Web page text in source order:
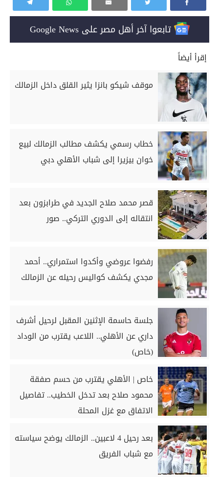
تابعوا آخر أهل مصر على Google News
إقرأ أيضاً
موقف شيكو بانزا يثير القلق داخل الزمالك
خطاب رسمي يكشف مطالب الزمالك لبيع
خوان بيزيرا إلى شباب الأهلي دبي
قصر محمد صلاح الجديد في طرابزون بعد
انتقاله إلى الدوري التركي.. صور
رفضوا عروضي وأكدوا استمراري.. أحمد
مجدي يكشف كواليس رحيله عن الزمالك
جلسة حاسمة الإثنين المقبل لرحيل أشرف
داري عن الأهلي.. اللاعب يقترب من الوداد
(خاص)
خاص | الأهلي يقترب من حسم صفقة
محمود صلاح بعد تدخل الخطيب.. تفاصيل
الاتفاق مع غزل المحلة
بعد رحيل 4 لاعبين.. الزمالك يوضح سياسته
مع شباب الفريق